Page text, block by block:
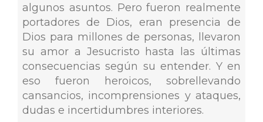
algunos asuntos. Pero fueron realmente
portadores de Dios, eran presencia de
Dios para millones de personas, llevaron
su amor a Jesucristo hasta las últimas
consecuencias según su entender. Y en
eso fueron heroicos, sobrellevando
cansancios, incomprensiones y ataques,
dudas e incertidumbres interiores.